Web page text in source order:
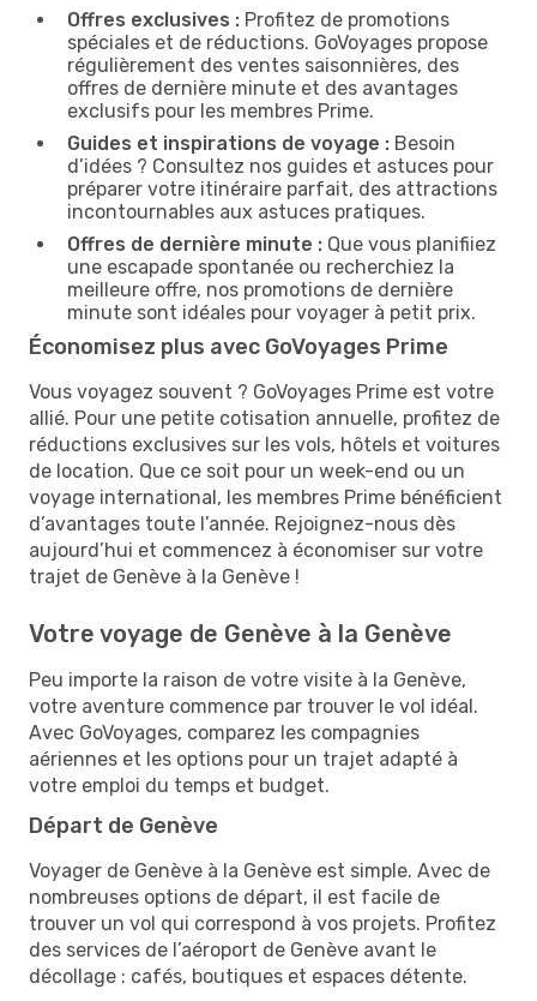
Offres exclusives : Profitez de promotions
spéciales et de réductions. GoVoyages propose
régulièrement des ventes saisonnières, des
offres de dernière minute et des avantages
exclusifs pour les membres Prime.
Guides et inspirations de voyage : Besoin
d’idées ? Consultez nos guides et astuces pour
préparer votre itinéraire parfait, des attractions
incontournables aux astuces pratiques.
Offres de dernière minute : Que vous planifiiez
une escapade spontanée ou recherchiez la
meilleure offre, nos promotions de dernière
minute sont idéales pour voyager à petit prix.
Économisez plus avec GoVoyages Prime
Vous voyagez souvent ? GoVoyages Prime est votre
allié. Pour une petite cotisation annuelle, profitez de
réductions exclusives sur les vols, hôtels et voitures
de location. Que ce soit pour un week-end ou un
voyage international, les membres Prime bénéficient
d’avantages toute l’année. Rejoignez-nous dès
aujourd’hui et commencez à économiser sur votre
trajet de Genève à la Genève !
Votre voyage de Genève à la Genève
Peu importe la raison de votre visite à la Genève,
votre aventure commence par trouver le vol idéal.
Avec GoVoyages, comparez les compagnies
aériennes et les options pour un trajet adapté à
votre emploi du temps et budget.
Départ de Genève
Voyager de Genève à la Genève est simple. Avec de
nombreuses options de départ, il est facile de
trouver un vol qui correspond à vos projets. Profitez
des services de l’aéroport de Genève avant le
décollage : cafés, boutiques et espaces détente.